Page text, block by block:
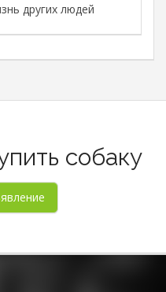
других людей
собаку